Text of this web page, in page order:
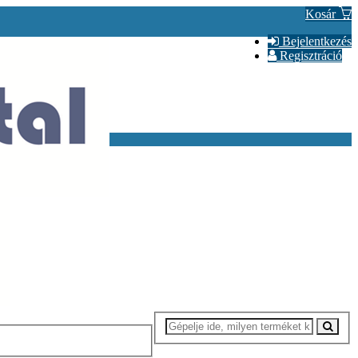
Kosár
Bejelentkezés
Regisztráció